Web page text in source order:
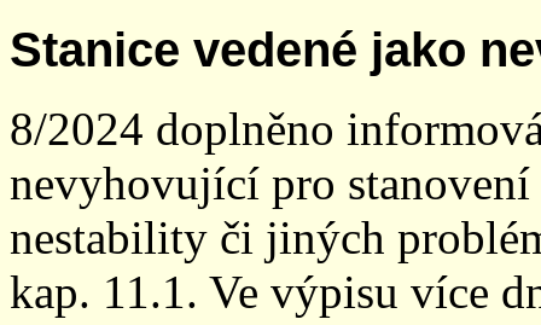
Stanice vedené jako
8/2024 doplněno
nevyhovující pro
nestability či jiných
kap. 11.1. Ve výpisu více